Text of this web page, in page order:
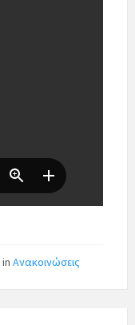
in Ανακοινώσεις